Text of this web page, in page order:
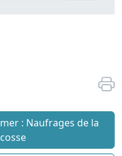
: Naufrages de la